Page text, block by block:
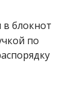
в блокнот
по